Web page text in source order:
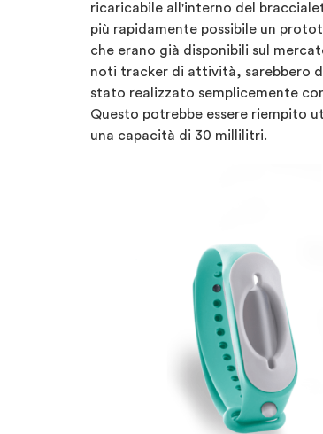
ricaricabile all'interno del
più rapidamente possibile un
che erano già disponibili sul
noti tracker di attività, sarebbero
stato realizzato semplicemente
Questo potrebbe essere riempito
una capacità di 30 millilitri.